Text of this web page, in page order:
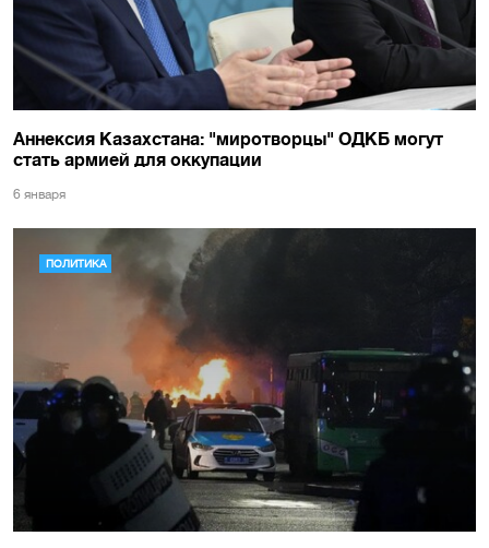
Аннексия Казахстана: "миротворцы" ОДКБ могут
стать армией для оккупации
6 января
ПОЛИТИКА